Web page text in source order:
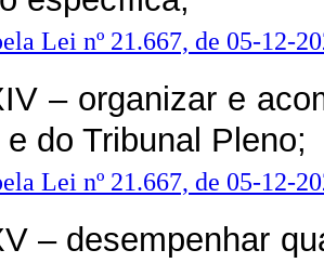
Lei nº 21.667, de 05-12-
– organizar e
do Tribunal Pleno;
Lei nº 21.667, de 05-12-
– desempenhar